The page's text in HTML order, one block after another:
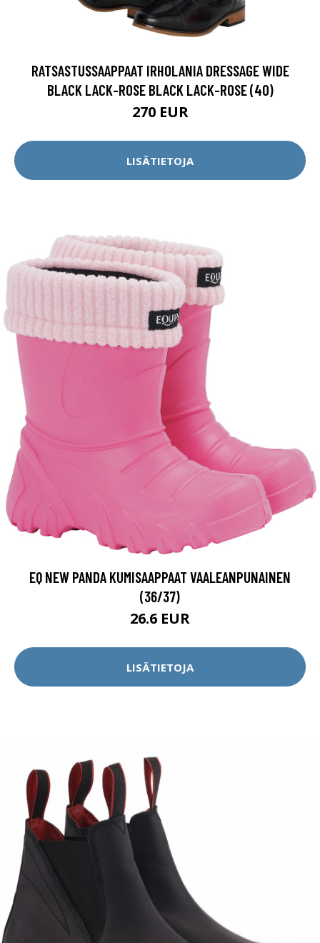
RATSASTUSSAAPPAAT IRHOLANIA DRESSAGE WIDE
BLACK LACK-ROSE BLACK LACK-ROSE (40)
270 EUR
LISÄTIETOJA
EQ NEW PANDA KUMISAAPPAAT VAALEANPUNAINEN
(36/37)
26.6 EUR
LISÄTIETOJA